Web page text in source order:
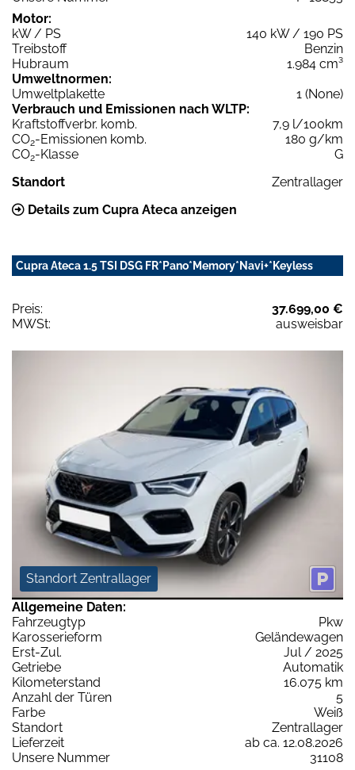
Motor:
kW / PS
140 kW / 190 PS
Treibstoff
Benzin
Hubraum
1.984 cm³
Umweltnormen:
Umweltplakette
1 (None)
Verbrauch und Emissionen nach WLTP:
Kraftstoffverbr. komb.
7,9 l/100km
CO2-Emissionen komb.
180 g/km
CO2-Klasse
G
Standort
Zentrallager
Details zum Cupra Ateca anzeigen
Cupra Ateca 1.5 TSI DSG FR*Pano*Memory*Navi+*Keyless
Preis:
37.699,00 €
MWSt:
ausweisbar
Standort Zentrallager
Allgemeine Daten:
Fahrzeugtyp
Pkw
Karosserieform
Geländewagen
Erst-Zul.
Jul / 2025
Getriebe
Automatik
Kilometerstand
16.075 km
Anzahl der Türen
5
Farbe
Weiß
Standort
Zentrallager
Lieferzeit
ab ca. 12.08.2026
Unsere Nummer
31108